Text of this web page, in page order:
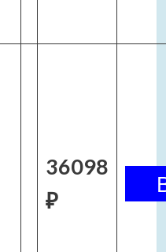
36098
₽